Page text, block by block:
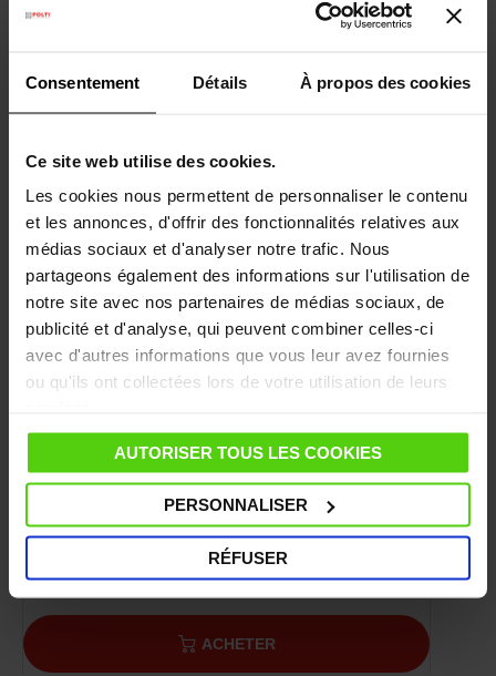
Consentement Détails À propos des cookies
Ce site web utilise des cookies.
Les cookies nous permettent de personnaliser le contenu
et les annonces, d'offrir des fonctionnalités relatives aux
médias sociaux et d'analyser notre trafic. Nous
partageons également des informations sur l'utilisation de
notre site avec nos partenaires de médias sociaux, de
publicité et d'analyse, qui peuvent combiner celles-ci
avec d'autres informations que vous leur avez fournies
ou qu'ils ont collectées lors de votre utilisation de leurs
AUTORISER TOUS LES COOKIES
PERSONNALISER
RÉFUSER
Kit de 2 serpillières et 2 bonnettes
pour Polti Vaporetto PAEU0307
meubles rembourrés
Pour Polti Vaporetto
SV240/SV220/SV205/SV210
26,90 €
ACHETER